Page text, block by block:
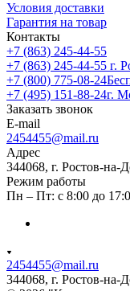
Условия доставки
Гарантия на товар
Контакты
+7 (863) 245-44-55
+7 (863) 245-44-55 г.
+7 (800) 775-08-24
+7 (495) 151-88-24г.
Заказать звонок
E-mail
2454455@mail.ru
Адрес
344068, г. Ростов-
Режим работы
Пн – Пт: с 8:00 до
2454455@mail.ru
344068, г. Ростов-